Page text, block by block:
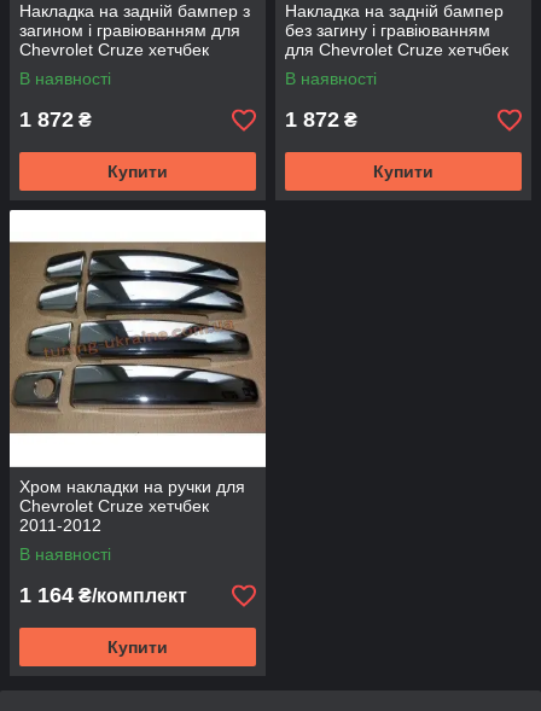
Накладка на задній бампер з
загином і гравіюванням для
Chevrolet Cruze хетчбек
2011-2012
В наявності
1 872 ₴
Купити
Накладка на задній бампер
без загину і гравіюванням
для Chevrolet Cruze хетчбек
2011-2012
В наявності
1 872 ₴
Купити
Хром накладки на ручки для
Chevrolet Cruze хетчбек
2011-2012
В наявності
1 164 ₴/комплект
Купити